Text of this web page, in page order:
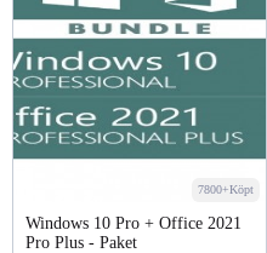
7800+Köpt
Windows 10 Pro + Office 2021
Pro Plus - Paket